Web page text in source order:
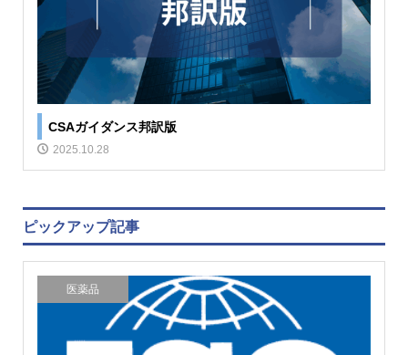
CSAガイダンス邦訳版
2025.10.28
ピックアップ記事
医薬品